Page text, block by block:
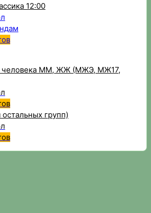
12:00
человека ММ, ЖЖ (МЖЭ, МЖ17,
групп)